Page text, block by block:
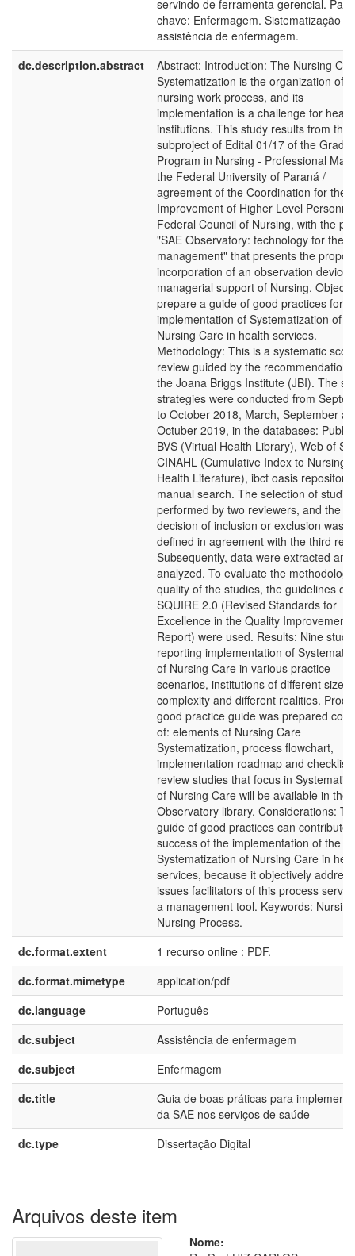
servindo de ferramenta gerencial.
chave: Enfermagem. Sistematização
assistência de enfermagem.
dc.description.abstract
Abstract: Introduction: The Nursing
Systematization is the organization of
nursing work process, and its
implementation is a challenge for
institutions. This study results from the
subproject of Edital 01/17 of the
Program in Nursing - Professional
the Federal University of Paraná /
agreement of the Coordination for the
Improvement of Higher Level
Federal Council of Nursing, with the
"SAE Observatory: technology for the
management" that presents the
incorporation of an observation device
managerial support of Nursing.
prepare a guide of good practices for
implementation of Systematization of
Nursing Care in health services.
Methodology: This is a systematic
review guided by the
the Joana Briggs Institute (JBI). The
strategies were conducted from
to October 2018, March, September
Octuber 2019, in the databases:
BVS (Virtual Health Library), Web of
CINAHL (Cumulative Index to Nursing
Health Literature), ibct oasis repository
manual search. The selection of
performed by two reviewers, and the
decision of inclusion or exclusion was
defined in agreement with the third
Subsequently, data were extracted and
analyzed. To evaluate the
quality of the studies, the guidelines of
SQUIRE 2.0 (Revised Standards for
Excellence in the Quality Improvement
Report) were used. Results: Nine
reporting implementation of
of Nursing Care in various practice
scenarios, institutions of different sizes,
complexity and different realities.
good practice guide was prepared
of: elements of Nursing Care
Systematization, process flowchart,
implementation roadmap and
review studies that focus in
of Nursing Care will be available in the
Observatory library. Considerations:
guide of good practices can contribute
success of the implementation of the
Systematization of Nursing Care in
services, because it objectively
issues facilitators of this process
a management tool. Keywords:
Nursing Process.
dc.format.extent
1 recurso online : PDF.
dc.format.mimetype
application/pdf
dc.language
Português
dc.subject
Assistência de enfermagem
dc.subject
Enfermagem
dc.title
Guia de boas práticas para
da SAE nos serviços de saúde
dc.type
Dissertação Digital
Arquivos deste item
Nome: